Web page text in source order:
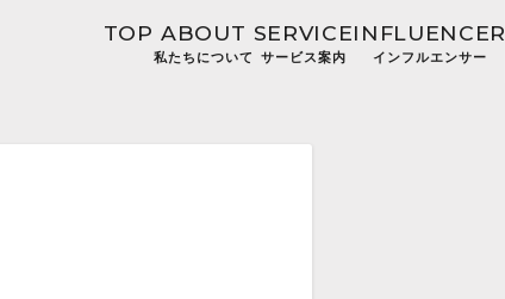
TOP ABOUT
私たちについて
SERVICE
サービス案内
INFLUENCER
インフルエンサー